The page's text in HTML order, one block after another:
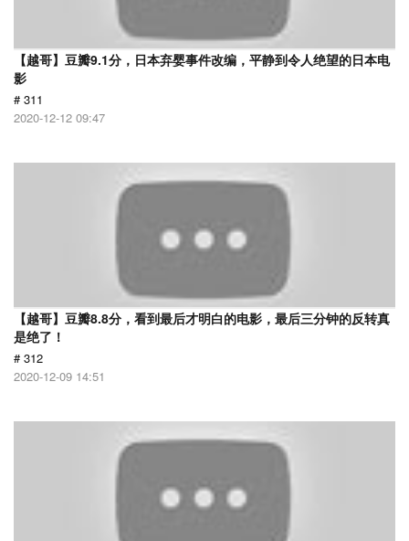
【越哥】豆瓣9.1分，日本弃婴事件改编，平静到令人绝望的日本电
影
# 311
2020-12-12 09:47
【越哥】豆瓣8.8分，看到最后才明白的电影，最后三分钟的反转真
是绝了！
# 312
2020-12-09 14:51